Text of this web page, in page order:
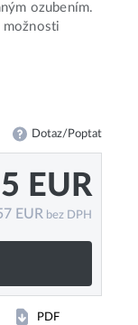
ozubením.
možnosti
Dotaz/Poptat
EUR
EUR bez DPH
PDF